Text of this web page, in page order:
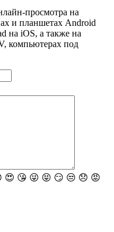
просмотра на
и планшетах Android
на iOS, а также на
компьютерах под
😍 😘 😜 😝 😏 😒 😞 😡